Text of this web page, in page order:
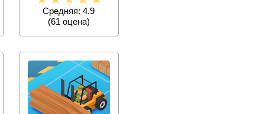
Средняя: 4.9
(61 оценa)